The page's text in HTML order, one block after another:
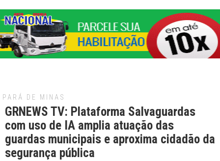
PARÁ DE MINAS
GRNEWS TV: Plataforma Salvaguardas
com uso de IA amplia atuação das
guardas municipais e aproxima cidadão da
segurança pública